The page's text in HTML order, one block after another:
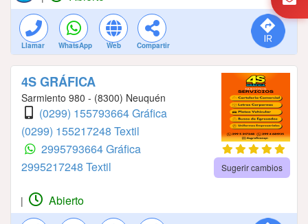
Llamar WhatsApp Web Compartir
4S GRÁFICA
Sarmiento 980 - (8300) Neuquén
(0299) 155793664 Gráfica
(0299) 155217248 Textil
2995793664 Gráfica
2995217248 Textil
Sugerir cambios
| Abierto